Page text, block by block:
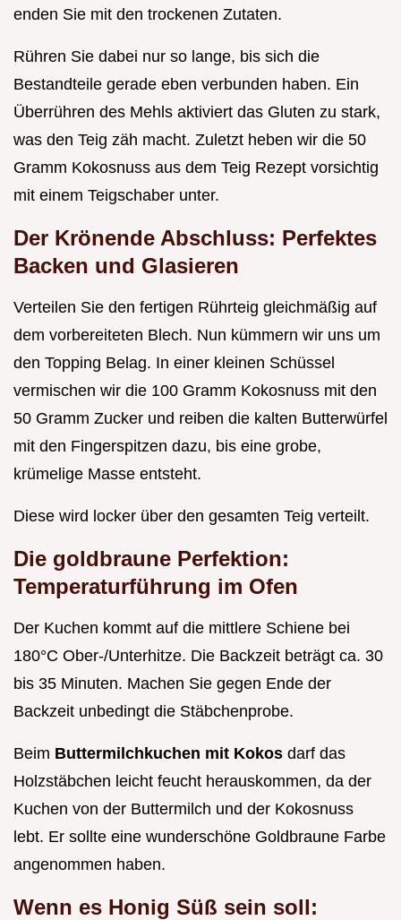
enden Sie mit den trockenen Zutaten.
Rühren Sie dabei nur so lange, bis sich die
Bestandteile gerade eben verbunden haben. Ein
Überrühren des Mehls aktiviert das Gluten zu stark,
was den Teig zäh macht. Zuletzt heben wir die 50
Gramm Kokosnuss aus dem Teig Rezept vorsichtig
mit einem Teigschaber unter.
Der Krönende Abschluss: Perfektes
Backen und Glasieren
Verteilen Sie den fertigen Rührteig gleichmäßig auf
dem vorbereiteten Blech. Nun kümmern wir uns um
den Topping Belag. In einer kleinen Schüssel
vermischen wir die 100 Gramm Kokosnuss mit den
50 Gramm Zucker und reiben die kalten Butterwürfel
mit den Fingerspitzen dazu, bis eine grobe,
krümelige Masse entsteht.
Diese wird locker über den gesamten Teig verteilt.
Die goldbraune Perfektion:
Temperaturführung im Ofen
Der Kuchen kommt auf die mittlere Schiene bei
180°C Ober-/Unterhitze. Die Backzeit beträgt ca. 30
bis 35 Minuten. Machen Sie gegen Ende der
Backzeit unbedingt die Stäbchenprobe.
Beim Buttermilchkuchen mit Kokos darf das
Holzstäbchen leicht feucht herauskommen, da der
Kuchen von der Buttermilch und der Kokosnuss
lebt. Er sollte eine wunderschöne Goldbraune Farbe
angenommen haben.
Wenn es Honig Süß sein soll: